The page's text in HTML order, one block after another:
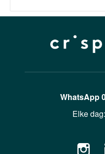
WhatsApp
Elke dag: